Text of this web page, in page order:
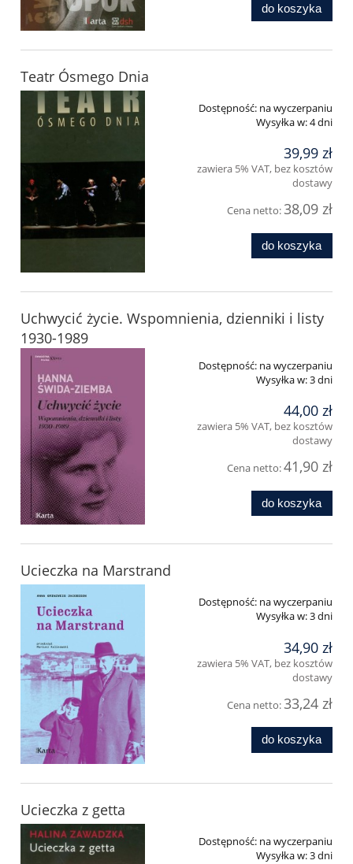
do koszyka
Teatr Ósmego Dnia
Dostępność: na wyczerpaniu
Wysyłka w:4 dni
39,99 zł
zawiera 5% VAT, bez kosztów
dostawy
Cena netto:38,09 zł
do koszyka
Uchwycić życie. Wspomnienia, dzienniki i listy
1930-1989
Dostępność: na wyczerpaniu
Wysyłka w:3 dni
44,00 zł
zawiera 5% VAT, bez kosztów
dostawy
Cena netto:41,90 zł
do koszyka
Ucieczka na Marstrand
Dostępność: na wyczerpaniu
Wysyłka w:3 dni
34,90 zł
zawiera 5% VAT, bez kosztów
dostawy
Cena netto:33,24 zł
do koszyka
Ucieczka z getta
Dostępność: na wyczerpaniu
Wysyłka w:3 dni